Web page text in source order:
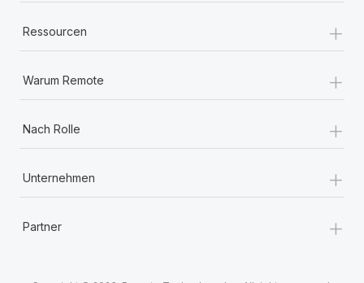
Ressourcen +
Warum Remote +
Nach Rolle +
Unternehmen +
Partner +